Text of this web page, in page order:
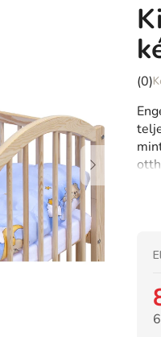
A
5-
ből
(0)